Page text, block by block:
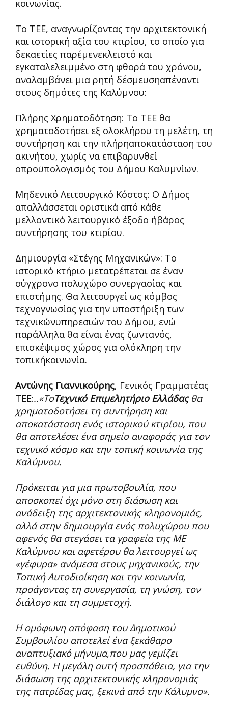
κοινωνίας.
Το ΤΕΕ, αναγνωρίζοντας την αρχιτεκτονική
και ιστορική αξία του κτιρίου, το οποίο για
δεκαετίες παρέμενεκλειστό και
εγκαταλελειμμένο στη φθορά του χρόνου,
αναλαμβάνει μια ρητή δέσμευσηαπέναντι
στους δημότες της Καλύμνου:
Πλήρης Χρηματοδότηση: Το ΤΕΕ θα
χρηματοδοτήσει εξ ολοκλήρου τη μελέτη, τη
συντήρηση και την πλήρηαποκατάσταση του
ακινήτου, χωρίς να επιβαρυνθεί
οπροϋπολογισμός του Δήμου Καλυμνίων.
Μηδενικό Λειτουργικό Κόστος: Ο Δήμος
απαλλάσσεται οριστικά από κάθε
μελλοντικό λειτουργικό έξοδο ήβάρος
συντήρησης του κτιρίου.
Δημιουργία «Στέγης Μηχανικών»: Το
ιστορικό κτήριο μετατρέπεται σε έναν
σύγχρονο πολυχώρο συνεργασίας και
επιστήμης. Θα λειτουργεί ως κόμβος
τεχνογνωσίας για την υποστήριξη των
τεχνικώνυπηρεσιών του Δήμου, ενώ
παράλληλα θα είναι ένας ζωντανός,
επισκέψιμος χώρος για ολόκληρη την
τοπικήκοινωνία.
Αντώνης Γιαννικούρης, Γενικός Γραμματέας
ΤΕΕ:..«ΤοΤεχνικό Επιμελητήριο Ελλάδαςθα
χρηματοδοτήσει τη συντήρηση και
αποκατάσταση ενός ιστορικού κτιρίου, που
θα αποτελέσει ένα σημείο αναφοράς για τον
τεχνικό κόσμο και την τοπική κοινωνία της
Καλύμνου.
Πρόκειται για μια πρωτοβουλία, που
αποσκοπεί όχι μόνο στη διάσωση και
ανάδειξη της αρχιτεκτονικής κληρονομιάς,
αλλά στην δημιουργία ενός πολυχώρου που
αφενός θα στεγάσει τα γραφεία της ΜΕ
Καλύμνου και αφετέρου θα λειτουργεί ως
«γέφυρα» ανάμεσα στους μηχανικούς, την
Τοπική Αυτοδιοίκηση και την κοινωνία,
προάγοντας τη συνεργασία, τη γνώση, τον
διάλογο και τη συμμετοχή.
Η ομόφωνη απόφαση του Δημοτικού
Συμβουλίου αποτελεί ένα ξεκάθαρο
αναπτυξιακό μήνυμα,που μας γεμίζει
ευθύνη. Η μεγάλη αυτή προσπάθεια, για την
διάσωση της αρχιτεκτονικής κληρονομιάς
της πατρίδας μας, ξεκινά από την Κάλυμνο».